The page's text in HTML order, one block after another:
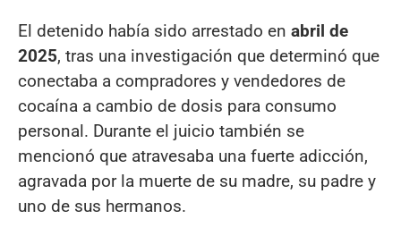
El detenido había sido arrestado en abril de
2025, tras una investigación que determinó que
conectaba a compradores y vendedores de
cocaína a cambio de dosis para consumo
personal. Durante el juicio también se
mencionó que atravesaba una fuerte adicción,
agravada por la muerte de su madre, su padre y
uno de sus hermanos.